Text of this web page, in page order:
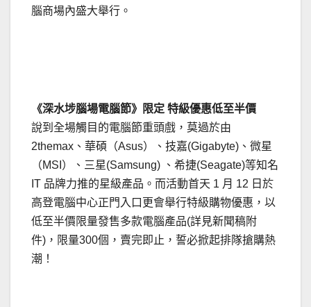
腦商場內盛大舉行。
《深水埗腦場電腦節》限定 特級優惠低至半價
說到全場觸目的電腦節重頭戲，莫過於由
2themax、華碩（Asus）、技嘉(Gigabyte)、微星
（MSI）、三星(Samsung) 、希捷(Seagate)等知名
IT 品牌力推的星級產品。而活動首天 1 月 12 日於
高登電腦中心正門入口更會舉行特級購物優惠，以
低至半價限量發售多款電腦產品(詳見新聞稿附
件)，限量300個，賣完即止，誓必掀起排隊搶購熱
潮！